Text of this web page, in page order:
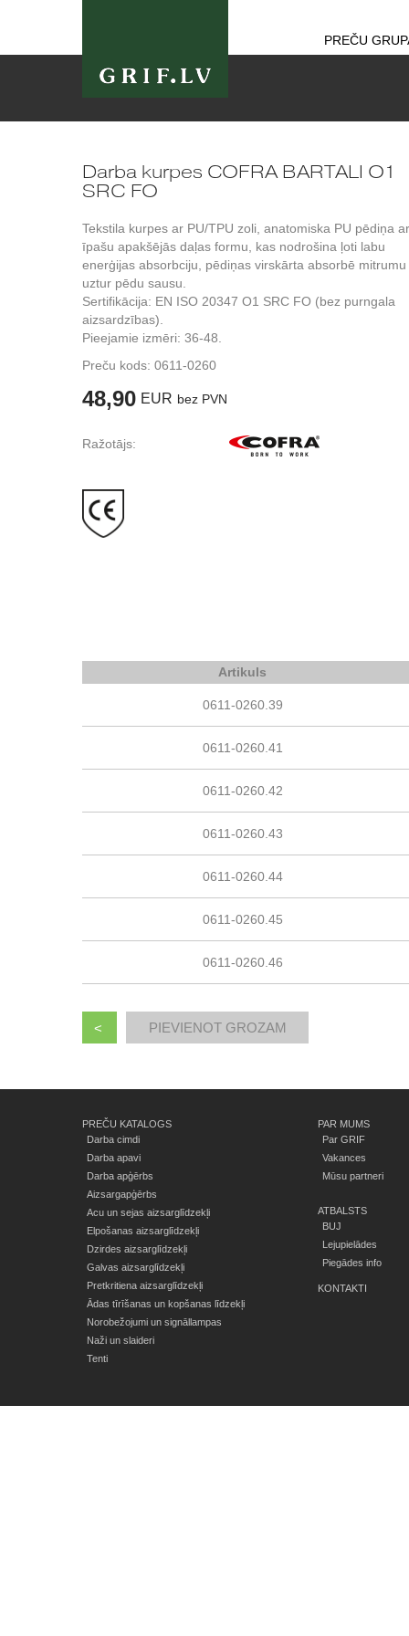
PREČU
Darba kurpes COFRA BARTALI O1
SRC FO
Tekstila kurpes ar PU/TPU zoli, anatomiska PU pēdiņa ar
īpašu apakšējās daļas formu, kas nodrošina ļoti labu
enerģijas absorbciju, pēdiņas virskārta absorbē mitrumu
uztur pēdu sausu.
Sertifikācija: EN ISO 20347 O1 SRC FO (bez purngala
aizsardzības).
Pieejamie izmēri: 36-48.
Preču kods: 0611-0260
48,90 EUR bez PVN
Ražotājs:
Artikuls
0611-0260.39
0611-0260.41
0611-0260.42
0611-0260.43
0611-0260.44
0611-0260.45
0611-0260.46
<
PREČU KATALOGS
Darba cimdi
Darba apavi
Darba apģērbs
Aizsargapģērbs
Acu un sejas aizsarglīdzekļi
Elpošanas aizsarglīdzekļi
Dzirdes aizsarglīdzekļi
Galvas aizsarglīdzekļi
Pretkritiena aizsarglīdzekļi
Ādas tīrīšanas un kopšanas līdzekļi
Norobežojumi un signāllampas
Naži un slaideri
Tenti
PAR MUMS
Par GRIF
Vakances
Mūsu partneri
ATBALSTS
BUJ
Lejupielādes
Piegādes info
KONTAKTI